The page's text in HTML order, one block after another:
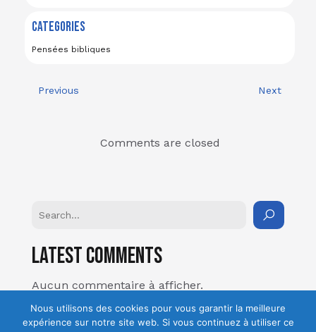
Latest Comments
Aucun commentaire à afficher.
CATEGORIES
Pensées bibliques
Previous Next
Comments are closed
Nous utilisons des cookies pour vous garantir la meilleure
expérience sur notre site web. Si vous continuez à utiliser ce